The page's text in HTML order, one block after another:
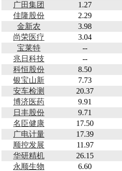
广田集团
1.27
佳隆股份
2.29
金新农
3.98
尚荣医疗
3.04
宝莱特
--
兆日科技
--
科恒股份
8.50
银宝山新
7.73
安车检测
20.37
博济医药
9.91
日丰股份
9.71
名臣健康
17.50
广电计量
17.39
顺控发展
11.97
华研精机
26.15
永顺生物
6.60